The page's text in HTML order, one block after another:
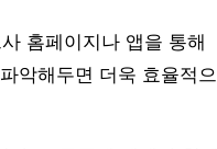
홈페이지나 앱을 통해
악해두면 더욱 효율적으